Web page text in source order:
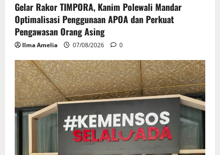
Gelar Rakor TIMPORA, Kanim Polewali Mandar
Optimalisasi Penggunaan APOA dan Perkuat
Pengawasan Orang Asing
Ilma Amelia 07/08/2026 0